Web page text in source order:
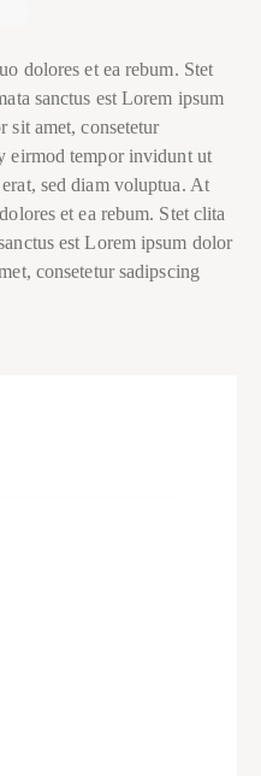
dolores et ea rebum. Stet
sanctus est Lorem ipsum
sit amet, consetetur
eirmod tempor invidunt ut
sed diam voluptua. At
et ea rebum. Stet clita
est Lorem ipsum dolor
consetetur sadipscing